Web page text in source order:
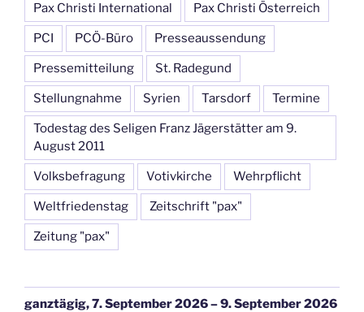
Pax Christi International Pax Christi Österreich
PCI PCÖ-Büro Presseaussendung
Pressemitteilung St. Radegund
Stellungnahme Syrien Tarsdorf Termine
Todestag des Seligen Franz Jägerstätter am 9.
August 2011
Volksbefragung Votivkirche Wehrpflicht
Weltfriedenstag Zeitschrift "pax"
Zeitung "pax"
ganztägig,7. September 2026–9. September 2026